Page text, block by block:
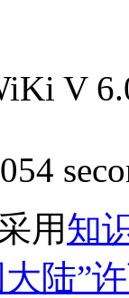
V
用知
陆”